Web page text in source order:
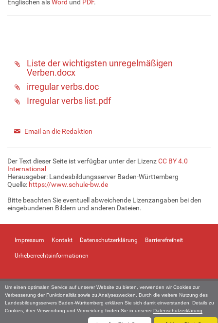
Um einen optimalen Service auf unserer Website zu bieten, verwenden wir Cookies zur
Verbesserung der Funktionalität sowie zu Analysezwecken. Durch die weitere Nutzung des
Landesbildungsservers Baden-Württemberg erklären Sie sich damit einverstanden. Details zu
Cookies, ihrer Verwendung und Vermeidung finden Sie in unserer Datenschutzerklärung
Englischen alsWord und PDF.
Liste der wichtigsten unregelmäßigen
Verben.docx
irregular verbs.doc
Irregular verbs list.pdf
Email an die Redaktion
Der Text dieser Seite ist verfügbar unter der LizenzCC BY 4.0
International
Herausgeber: Landesbildungsserver Baden-Württemberg
Quelle: https://www.schule-bw.de
Bitte beachten Sie eventuell abweichende Lizenzangaben bei den
eingebundenen Bildern und anderen Dateien.
Impressum Kontakt Datenschutzerklärung Barrierefreiheit
Urheberrechtsinformationen